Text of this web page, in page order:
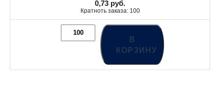
0,73 руб.
Кратноть заказа: 100
В
КОРЗИНУ